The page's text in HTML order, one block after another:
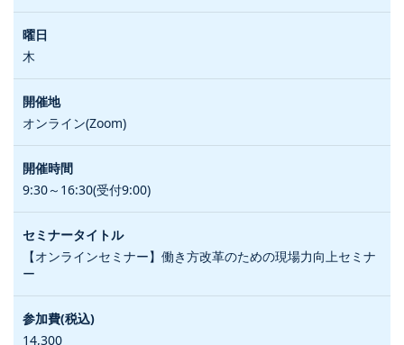
木
オンライン(Zoom)
9:30～16:30(受付9:00)
【オンラインセミナー】働き方改革のための現場力向上セミナ
ー
14,300